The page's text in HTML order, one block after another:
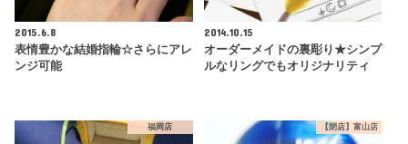
2015.6.8
表情豊かな結婚指輪☆さらにアレ
ンジ可能
2014.10.15
オーダーメイドの裏彫り★シンプ
ルなリングでもオリジナリティ
福岡店 【閉店】富山店